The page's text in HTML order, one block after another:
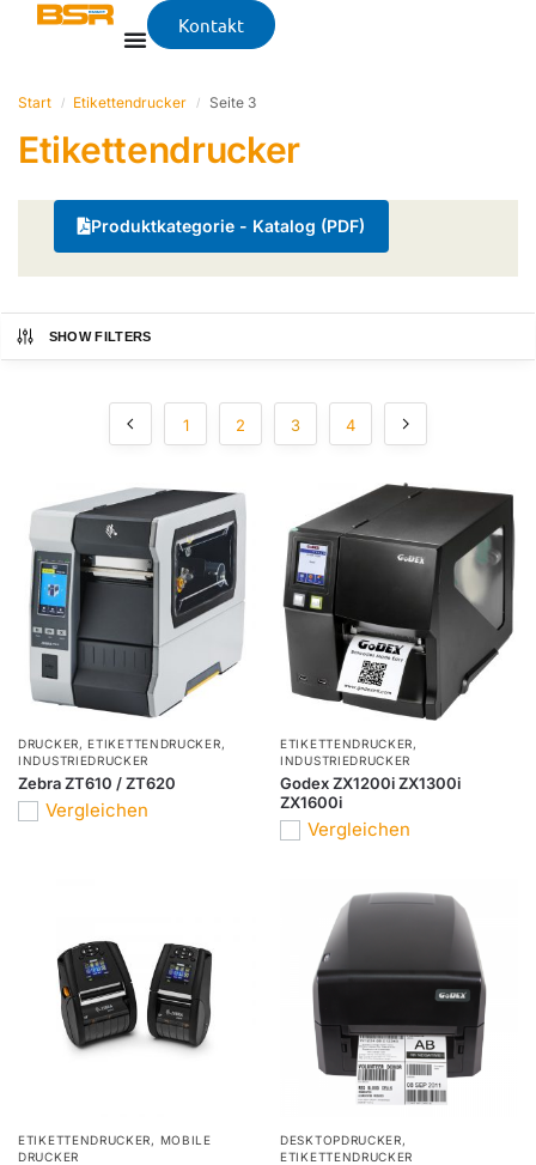
Kontakt
Start / Etikettendrucker / Seite 3
Etikettendrucker
Produktkategorie - Katalog (PDF)
SHOW FILTERS
1 2 3 4
DRUCKER,ETIKETTENDRUCKER,
INDUSTRIEDRUCKER
Zebra ZT610 / ZT620
Vergleichen
ETIKETTENDRUCKER,
INDUSTRIEDRUCKER
Godex ZX1200i ZX1300i
ZX1600i
Vergleichen
ETIKETTENDRUCKER, MOBILE
DRUCKER
DESKTOPDRUCKER,
ETIKETTENDRUCKER